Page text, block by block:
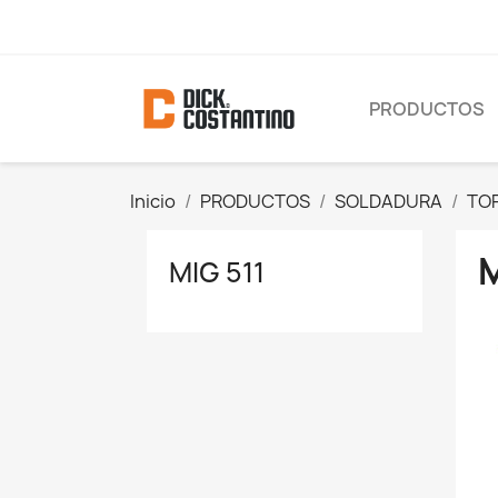
PRODUCTOS
Inicio PRODUCTOS SOLDADURA
MIG 511